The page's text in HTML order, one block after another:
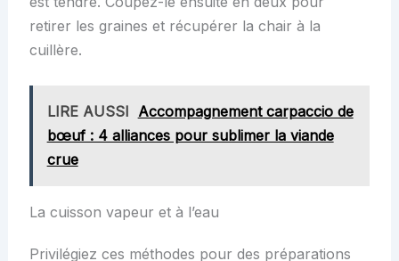
retirer les graines et récupérer la chair à la
cuillère.
LIRE AUSSI Accompagnement carpaccio de
bœuf : 4 alliances pour sublimer la viande
crue
La cuisson vapeur et à l’eau
Privilégiez ces méthodes pour des préparations